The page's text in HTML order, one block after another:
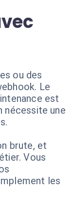
ou des
Le
est
une
brute, et
Vous
les